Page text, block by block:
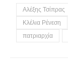
Αλέξης Τσίπρας
Κλέλια Ρένεση
πατριαρχία